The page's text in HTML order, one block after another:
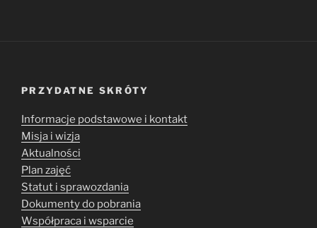
PRZYDATNE SKRÓTY
Informacje podstawowe i kontakt
Misja i wizja
Aktualności
Plan zajęć
Statut i sprawozdania
Dokumenty do pobrania
Współpraca i wsparcie